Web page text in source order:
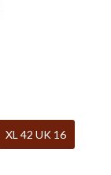
XL 42 UK 16